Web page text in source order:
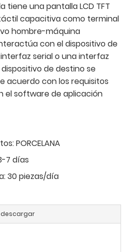
tiene una pantalla LCD TFT
táctil capacitiva como terminal
hombre-máquina
con el dispositivo de
serial o una interfaz
de destino se
acuerdo con los requisitos
el software de aplicación
PORCELANA
7 días
30 piezas/día
descargar